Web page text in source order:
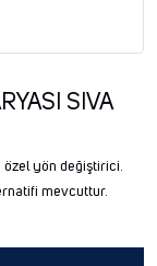
SIVA
özel yön değiştirici.
mevcuttur.